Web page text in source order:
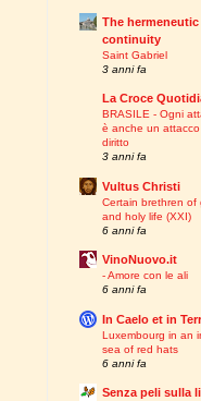
The
continuity
Saint Gabriel
3 anni fa
La Croce
BRASILE - Ogni
è anche un
diritto
3 anni fa
Vultus Christi
Certain brethren of
and holy life (XXI)
6 anni fa
VinoNuovo.it
- Amore con le ali
6 anni fa
In Caelo et in
Luxembourg in an
sea of red hats
6 anni fa
Senza peli sulla